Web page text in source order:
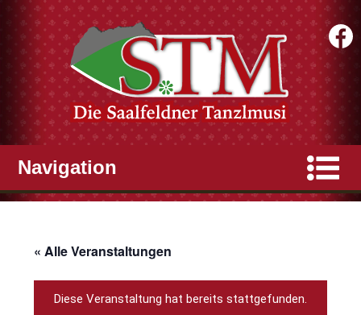
« Alle Veranstaltungen
Diese Veranstaltung hat bereits stattgefunden.